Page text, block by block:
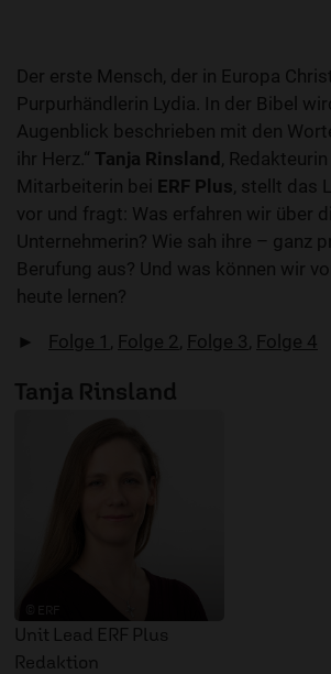
Der erste Mensch, der in Europa
Purpurhändlerin Lydia. In der Bibel
Augenblick beschrieben mit den
ihr Herz.“ Tanja Rinsland ,
Mitarbeiterin bei ERF Plus, stellt das
vor und fragt: Was erfahren wir über
Unternehmerin? Wie sah ihre – ganz
Berufung aus? Und was können wir
heute lernen?
► Folge 1 , Folge 2, Folge 3, Folge 4
Tanja Rinsland
Unit Lead ERF Plus
Redaktion